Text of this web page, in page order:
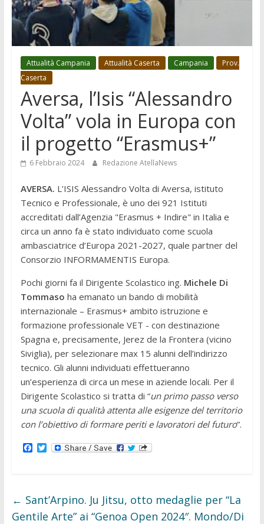
Attualità Campania Attualità Caserta Campania
Prov.
Caserta
Aversa, l’Isis “Alessandro
Volta” vola in Europa con
il progetto “Erasmus+”
6 Febbraio 2024 Redazione AtellaNews
AVERSA. L’ISIS Alessandro Volta di Aversa, istituto
Tecnico e Professionale, è uno dei 921 Istituti
accreditati dall’Agenzia "Erasmus + Indire" in Italia e
circa un anno fa è stato individuato come scuola
ambasciatrice d’Europa 2021-2027, quale partner del
Consorzio INFORMAMENTIS Europa.
Pochi giorni fa il Dirigente Scolastico ing. Michele Di
Tommaso ha emanato un bando di mobilità
internazionale – Erasmus+ ambito istruzione e
formazione professionale VET - con destinazione
Spagna e, precisamente, Jerez de la Frontera (vicino
Siviglia), per selezionare max 15 alunni dell’indirizzo
tecnico. Gli alunni individuati effettueranno
un’esperienza di circa un mese in aziende locali. Per il
Dirigente Scolastico si tratta di “un primo passo verso
una scuola di qualità attenta alle esigenze del territorio
con l’obiettivo di formare periti e lavoratori del futuro”.
F
o
o
k
T
e
r
← Sant’Arpino. Ju Jitsu, otto medaglie per “La
Gentile Arte” ai “Genoa Open 2024″. Mondo/Di